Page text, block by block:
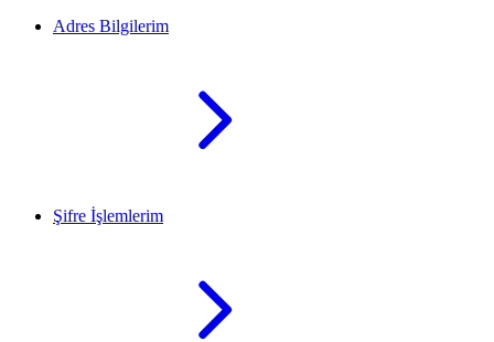
Adres Bilgilerim
Şifre İşlemlerim